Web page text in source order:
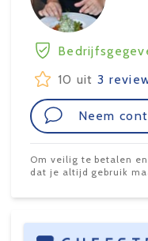
10 uit 3
Neem
Om veilig te betalen
dat je altijd gebruik